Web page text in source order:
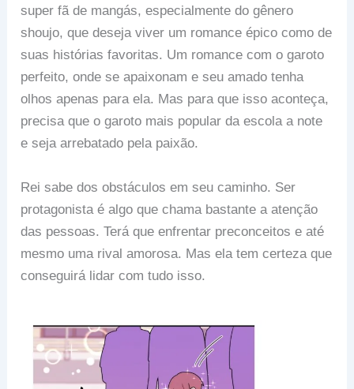
super fã de mangás, especialmente do gênero
shoujo, que deseja viver um romance épico como de
suas histórias favoritas. Um romance com o garoto
perfeito, onde se apaixonam e seu amado tenha
olhos apenas para ela. Mas para que isso aconteça,
precisa que o garoto mais popular da escola a note
e seja arrebatado pela paixão.
Rei sabe dos obstáculos em seu caminho. Ser
protagonista é algo que chama bastante a atenção
das pessoas. Terá que enfrentar preconceitos e até
mesmo uma rival amorosa. Mas ela tem certeza que
conseguirá lidar com tudo isso.